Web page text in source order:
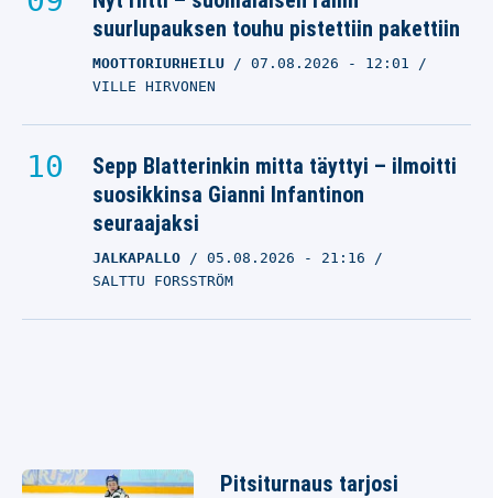
suurlupauksen touhu pistettiin pakettiin
MOOTTORIURHEILU 07.08.2026 - 12:01
VILLE HIRVONEN
Sepp Blatterinkin mitta täyttyi – ilmoitti
suosikkinsa Gianni Infantinon
seuraajaksi
JALKAPALLO 05.08.2026 - 21:16
SALTTU FORSSTRÖM
Pitsiturnaus tarjosi